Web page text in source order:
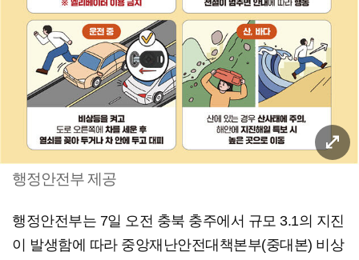
행정안전부 제공
행정안전부는 7일 오전 충북 충주에서 규모 3.1의 지진
이 발생함에 따라 중앙재난안전대책본부(중대본) 비상